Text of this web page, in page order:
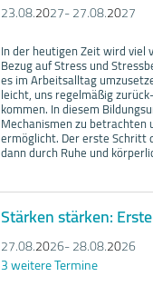
23.08.2027- 27.08.2027
In der heutigen Zeit wird viel
Bezug auf Stress und
es im Arbeitsalltag
leicht, uns regelmäßig
kommen. In diesem
Mechanismen zu betrachten
ermöglicht. Der erste Schritt
dann durch Ruhe und
Stärken stärken:
27.08.2026- 28.08.2026
3 weitere Termine